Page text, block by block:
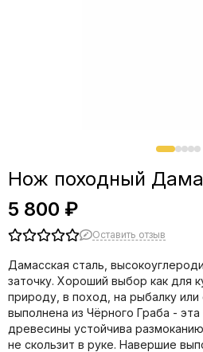
Нож походный
5 800 ₽
Оставить отзыв
Дамасская сталь,
заточку. Хороший выбор как для
природу, в поход, на рыбалку или
выполнена из Чёрного Граба -
древесины устойчива
не скользит в руке. Навершие